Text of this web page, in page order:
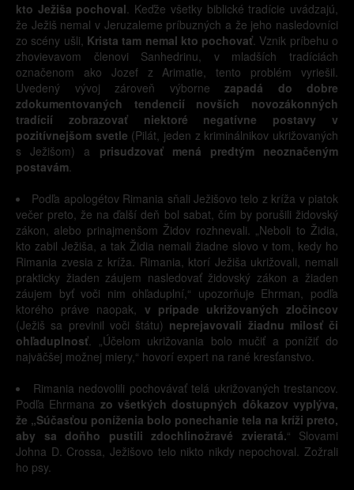
kto Ježiša pochoval. Keďže všetky biblické tradície uvádzajú,
že Ježiš nemal v Jeruzaleme príbuzných a že jeho nasledovníci
zo scény ušli, Krista tam nemal kto pochovať. Vznik príbehu o
zhovievavom členovi Sanhedrinu, v mladších tradíciách
označenom ako Jozef z Arimatie, tento problém vyriešil.
Uvedený vývoj zároveň výborne zapadá do dobre
zdokumentovaných tendencií novších novozákonných
tradícií zobrazovať niektoré negatívne postavy v
pozitívnejšom svetle (Pilát, jeden z kriminálnikov ukrižovaných
s Ježišom) a prisudzovať mená predtým neoznačeným
postavám.
Podľa apologétov Rimania sňali Ježišovo telo z kríža v piatok
večer preto, že na ďalší deň bol sabat, čím by porušili židovský
zákon, alebo prinajmenšom Židov rozhnevali. „Neboli to Židia,
kto zabil Ježiša, a tak Židia nemali žiadne slovo v tom, kedy ho
Rimania zvesia z kríža. Rimania, ktorí Ježiša ukrižovali, nemali
prakticky žiaden záujem nasledovať židovský zákon a žiaden
záujem byť voči nim ohľaduplní,“ upozorňuje Ehrman, podľa
ktorého práve naopak, v prípade ukrižovaných zločincov
(Ježiš sa previnil voči štátu) neprejavovali žiadnu milosť či
ohľaduplnosť. „Účelom ukrižovania bolo mučiť a ponížiť do
najväčšej možnej miery,“ hovorí expert na rané kresťanstvo.
Rimania nedovolili pochovávať telá ukrižovaných trestancov.
Podľa Ehrmana zo všetkých dostupných dôkazov vyplýva,
že „Súčasťou poníženia bolo ponechanie tela na kríži preto,
aby sa doňho pustili zdochlinožravé zvieratá.“ Slovami
Johna D. Crossa, Ježišovo telo nikto nikdy nepochoval. Zožrali
ho psy.